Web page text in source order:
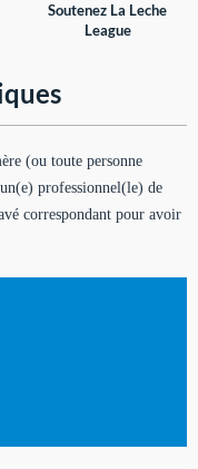
Soutenez La Leche
League
(ou toute personne
professionnel(le) de
correspondant pour avoir
qui